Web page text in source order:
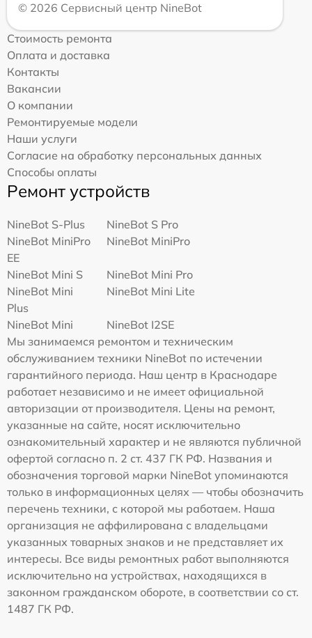
© 2026 Сервисный центр NineBot
Стоимость ремонта
Оплата и доставка
Контакты
Вакансии
О компании
Ремонтируемые модели
Наши услуги
Согласие на обработку персональных данных
Способы оплаты
Ремонт устройств
NineBot S-Plus
NineBot S Pro
NineBot MiniPro
EE
NineBot MiniPro
NineBot Mini S
NineBot Mini Pro
NineBot Mini
Plus
NineBot Mini Lite
NineBot Mini
NineBot I2SE
Мы занимаемся ремонтом и техническим
обслуживанием техники NineBot по истечении
гарантийного периода. Наш центр в Краснодаре
работает независимо и не имеет официальной
авторизации от производителя. Цены на ремонт,
указанные на сайте, носят исключительно
ознакомительный характер и не являются публичной
офертой согласно п. 2 ст. 437 ГК РФ. Названия и
обозначения торговой марки NineBot упоминаются
только в информационных целях — чтобы обозначить
перечень техники, с которой мы работаем. Наша
организация не аффилирована с владельцами
указанных товарных знаков и не представляет их
интересы. Все виды ремонтных работ выполняются
исключительно на устройствах, находящихся в
законном гражданском обороте, в соответствии со ст.
1487 ГК РФ.